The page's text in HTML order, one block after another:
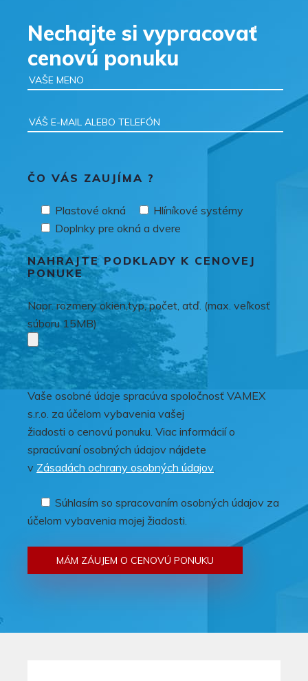
Nechajte si vypracovať
cenovú ponuku
ČO VÁS ZAUJÍMA ?
Plastové okná
Hlíníkové systémy
Doplnky pre okná a dvere
NAHRAJTE PODKLADY K CENOVEJ
PONUKE
Napr. rozmery okien,typ, počet, atď. (max. veľkosť
súboru 15MB)
Vaše osobné údaje spracúva spoločnosť VAMEX
s.r.o. za účelom vybavenia vašej
žiadosti o cenovú ponuku. Viac informácií o
spracúvaní osobných údajov nájdete
v Zásadách ochrany osobných údajov
Súhlasím so spracovaním osobných údajov za
účelom vybavenia mojej žiadosti.